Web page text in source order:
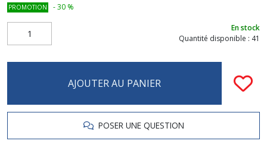
PROMOTION -30 %
En stock
Quantité disponible : 41
AJOUTER AU PANIER
POSER UNE QUESTION